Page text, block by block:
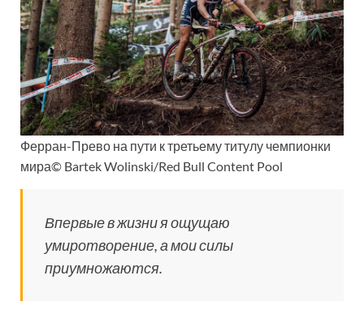
Ферран-Прево на пути к третьему титулу чемпионки
мира© Bartek Wolinski/Red Bull Content Pool
Впервые в жизни я ощущаю
умиротворение, а мои силы
приумножаются.